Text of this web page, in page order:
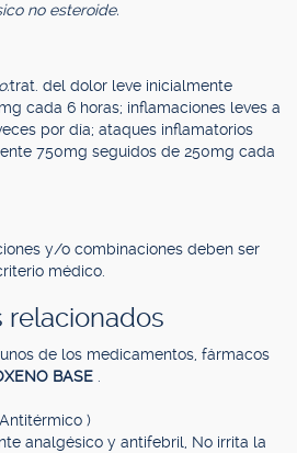
no esteroide.
trat. del dolor leve inicialmente
cada 6 horas; inflamaciones leves a
por día; ataques inflamatorios
750mg seguidos de 250mg cada
y/o combinaciones deben ser
médico.
relacionados
de los medicamentos, fármacos
BASE
)
analgésico y antifebril, No irrita la